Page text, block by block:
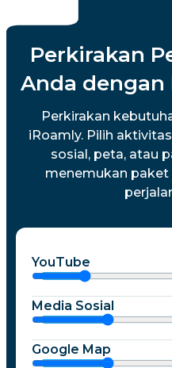
Perkirakan
Anda dengan
Perkirakan
iRoamly. Pilih
sosial, peta, atau
menemukan paket
YouTube
Media Sosial
Google Map